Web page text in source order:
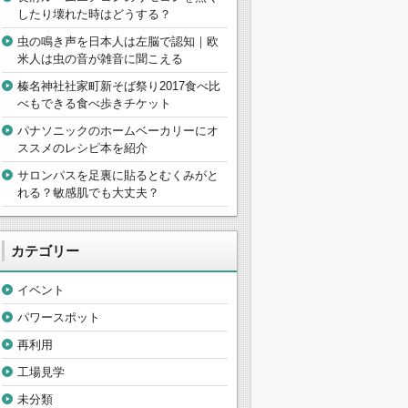
したり壊れた時はどうする？
虫の鳴き声を日本人は左脳で認知｜欧
米人は虫の音が雑音に聞こえる
榛名神社社家町新そば祭り2017食べ比
べもできる食べ歩きチケット
パナソニックのホームベーカリーにオ
ススメのレシピ本を紹介
サロンパスを足裏に貼るとむくみがと
れる？敏感肌でも大丈夫？
カテゴリー
イベント
パワースポット
再利用
工場見学
未分類